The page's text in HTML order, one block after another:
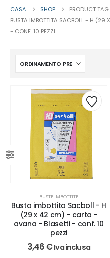
CASA SHOP
PRODUCT
BUSTA IMBOTTITA SACBOLL - H
- CONF. 10 PEZZI
BUSTE IMBOTTITE
Busta imbottita Sacboll - H
(29 x 42 cm) - carta -
avana - Blasetti - conf. 10
pezzi
3,46€ Iva inclusa